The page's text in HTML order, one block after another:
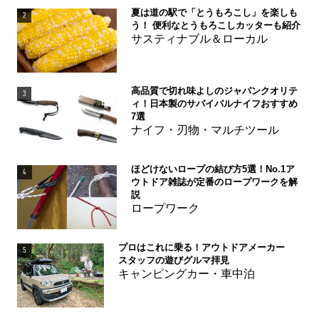
2
夏は道の駅で「とうもろこし」を楽しも
う！ 便利なとうもろこしカッターも紹介
サスティナブル＆ローカル
3
高品質で切れ味よしのジャパンクオリテ
ィ！日本製のサバイバルナイフおすすめ
7選
ナイフ・刃物・マルチツール
4
ほどけないロープの結び方5選！No.1ア
ウトドア雑誌が定番のロープワークを解
説
ロープワーク
5
プロはこれに乗る！アウトドアメーカー
スタッフの遊びグルマ拝見
キャンピングカー・車中泊